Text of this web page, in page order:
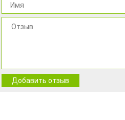
Добавить отзыв